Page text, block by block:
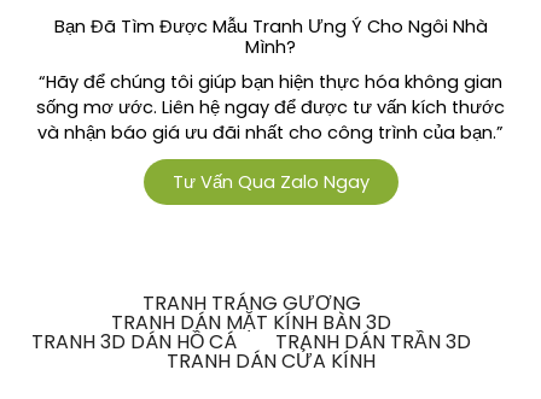
Bạn Đã Tìm Được Mẫu Tranh Ưng Ý Cho Ngôi Nhà
Mình?
“Hãy để chúng tôi giúp bạn hiện thực hóa không gian
sống mơ ước. Liên hệ ngay để được tư vấn kích thước
và nhận báo giá ưu đãi nhất cho công trình của bạn.”
Tư Vấn Qua Zalo Ngay
TRANH TRÁNG GƯƠNG
TRANH DÁN MẶT KÍNH BÀN 3D
TRANH 3D DÁN HỒ CÁ TRANH DÁN TRẦN 3D
TRANH DÁN CỬA KÍNH